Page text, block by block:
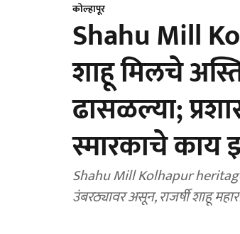
कोल्हापूर
Shahu Mill
शाहू मिलचे
ढासळल्या;
स्मारकाचे काय
Shahu Mill Kolhapur heritage
उंबरठ्यावर असून, राजर्षी शाहू